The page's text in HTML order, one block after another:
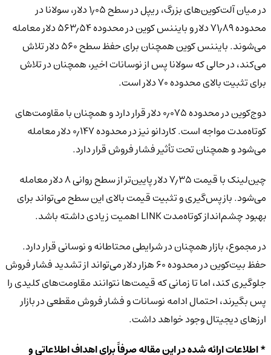
در میان آلت‌کوین‌های بزرگ، ریپل در سطح ۱٫۰۵ دلار، سولانا در
محدوده ۷۱٫۸۹ دلار و بایننس کوین در محدوده ۵۶۳٫۵۴ دلار معامله
می‌شوند. بایننس کوین همچنان برای حفظ سطح ۵۶۰ دلار تلاش
می‌کند، در حالی که سولانا پس از نوسانات اخیر، همچنان در تلاش
برای تثبیت بالای محدوده ۷۰ دلار است.
دوج‌کوین در محدوده ۰٫۰۷۵ دلار قرار دارد و همچنان با مقاومت‌های
کوتاه‌مدت مواجه است. کاردانو نیز در محدوده ۰٫۱۴۷ دلار معامله
می‌شود و همچنان تحت تأثیر فشار فروش قرار دارد.
چین‌لینک با قیمت ۷٫۳۵ دلار پایین‌تر از سطح روانی ۸ دلار معامله
می‌شود. بازپس‌گیری و تثبیت قیمت بالای این سطح می‌تواند برای
بهبود چشم‌انداز کوتاه‌مدت LINK اهمیت زیادی داشته باشد.
در مجموع، بازار همچنان در شرایطی محتاطانه و نوسانی قرار دارد.
حفظ بیت‌کوین در محدوده ۶۰ هزار دلار می‌تواند از تشدید فشار فروش
جلوگیری کند، اما تا زمانی که قیمت‌ها نتوانند مقاومت‌های کلیدی را
پس بگیرند، احتمال ادامه نوسانات و فشار فروش مقطعی در بازار
ارزهای دیجیتال وجود خواهد داشت.
* اطلاعات ارائه شده در این مقاله صرفاً برای اهداف اطلاعاتی و